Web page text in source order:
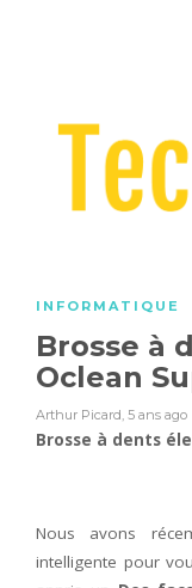
INFORMATIQUE
Brosse à
Oclean
Arthur Picard, 5 ans ago
Brosse à dents
Nous avons
intelligente pour